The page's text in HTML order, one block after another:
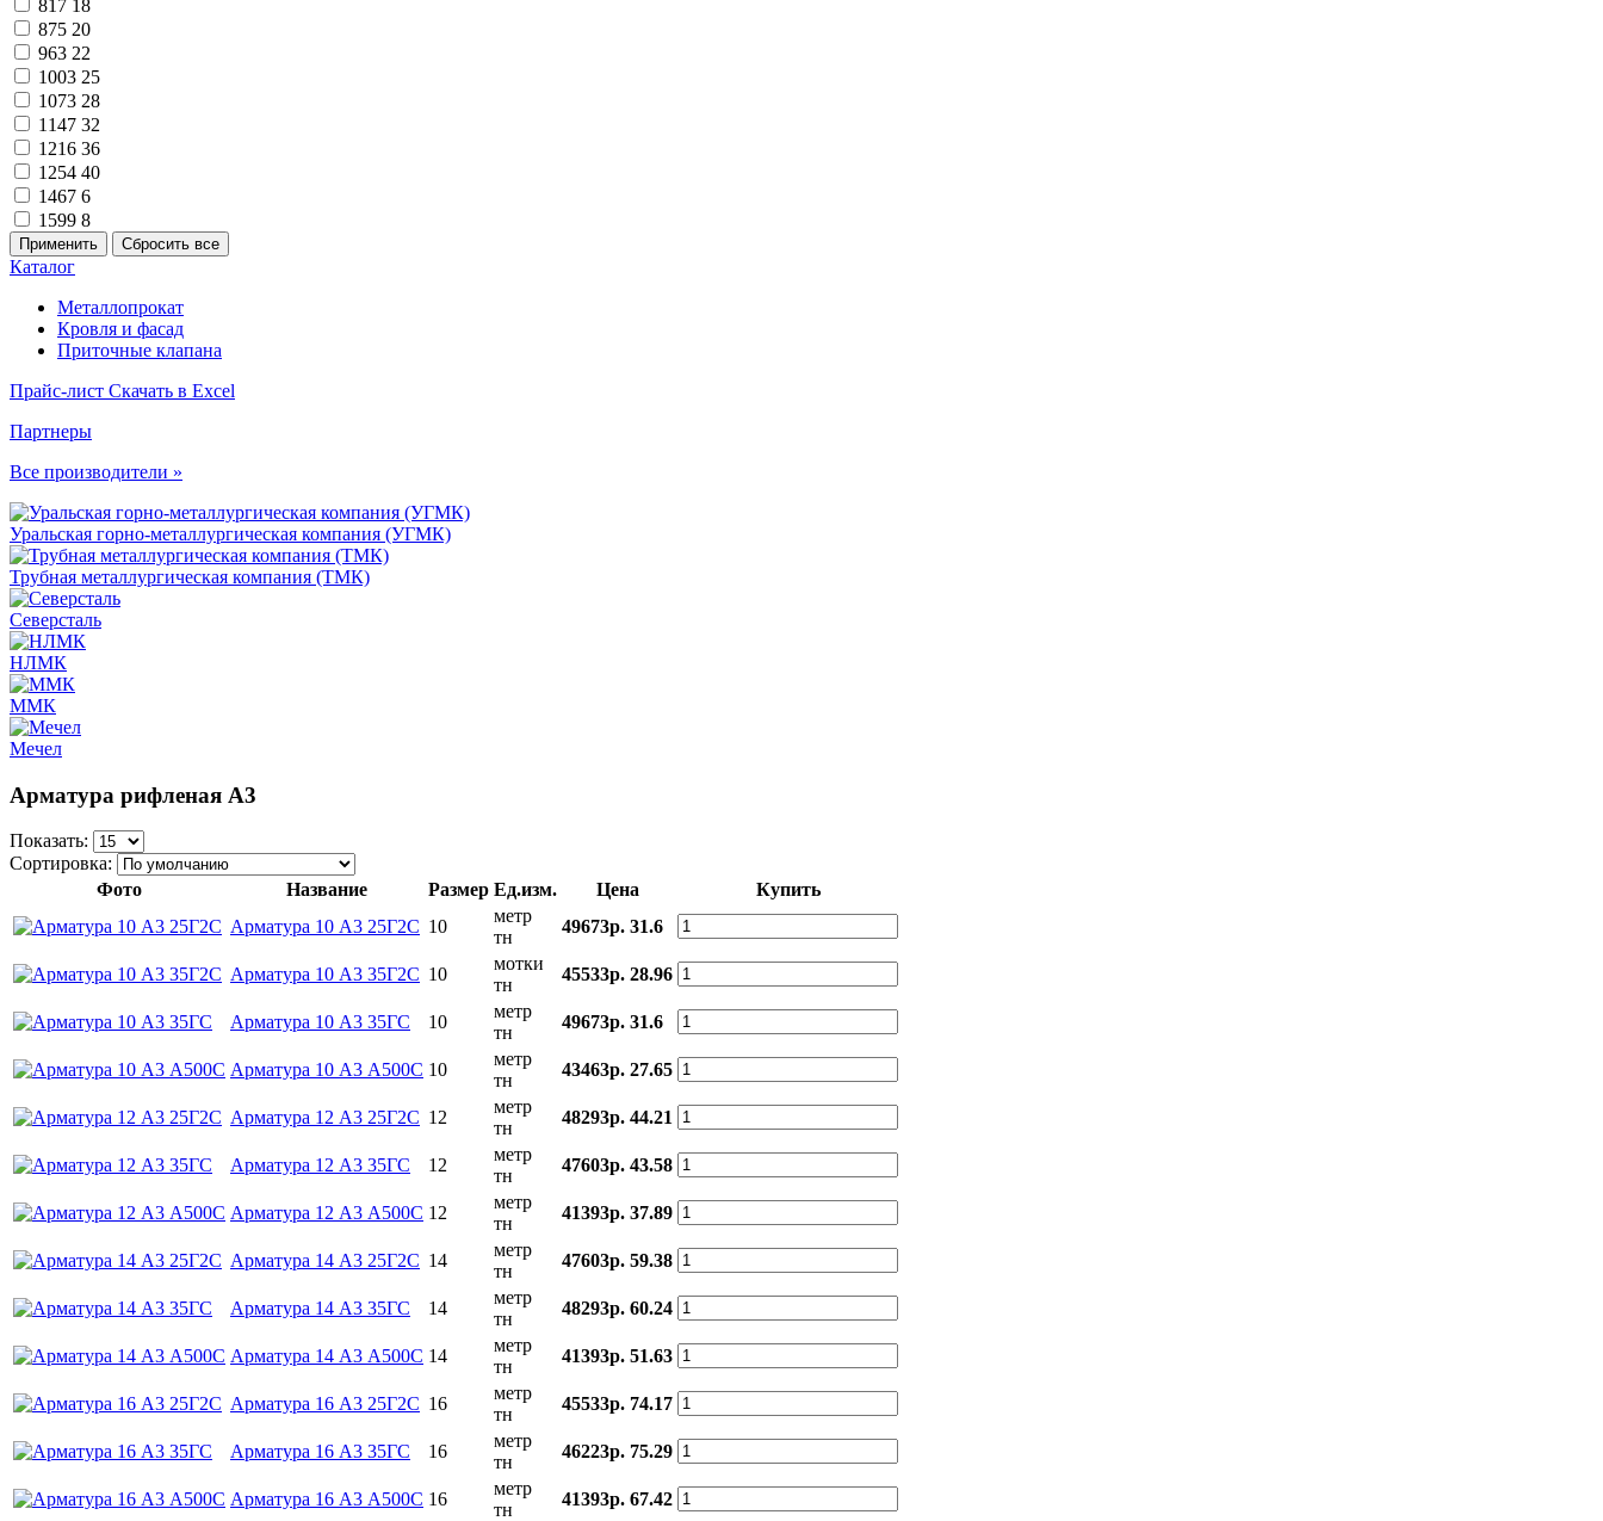
817 18
875 20
963 22
1003 25
1073 28
1147 32
1216 36
1254 40
1467 6
1599 8
Каталог
Металлопрокат
Кровля и фасад
Приточные клапана
Прайс-лист Скачать в Excel
Партнеры
Все производители »
Уральская горно-металлургическая компания (УГМК)
Трубная металлургическая компания (ТМК)
Северсталь
НЛМК
ММК
Мечел
Арматура рифленая А3
Показать:
Сортировка:
Фото
Название Размер Ед.изм. Цена
Купить
Арматура 10 А3 25Г2С 10
метр
тн
49673р. 31.6
Арматура 10 А3 35Г2С 10
мотки
тн
45533р. 28.96
Арматура 10 А3 35ГС 10
метр
тн
49673р. 31.6
Арматура 10 А3 А500С 10
метр
тн
43463р. 27.65
Арматура 12 А3 25Г2С 12
метр
тн
48293р. 44.21
Арматура 12 А3 35ГС 12
метр
тн
47603р. 43.58
Арматура 12 А3 А500С 12
метр
тн
41393р. 37.89
Арматура 14 А3 25Г2С 14
метр
тн
47603р. 59.38
Арматура 14 А3 35ГС 14
метр
тн
48293р. 60.24
Арматура 14 А3 А500С 14
метр
тн
41393р. 51.63
Арматура 16 А3 25Г2С 16
метр
тн
45533р. 74.17
Арматура 16 А3 35ГС 16
метр
тн
46223р. 75.29
Арматура 16 А3 А500С 16
метр
тн
41393р. 67.42